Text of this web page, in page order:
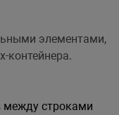
элементами,
контейнера.
между строками